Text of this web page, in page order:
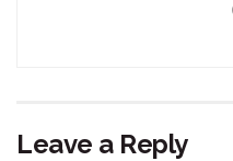
Leave a Reply